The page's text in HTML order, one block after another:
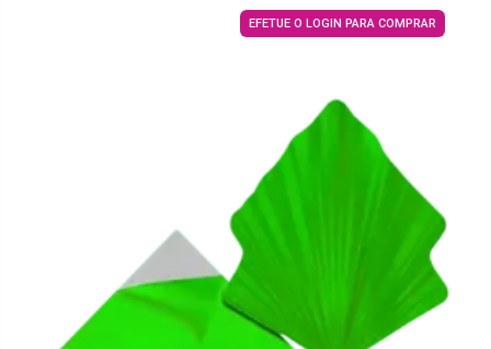
EFETUE O LOGIN PARA COMPRAR